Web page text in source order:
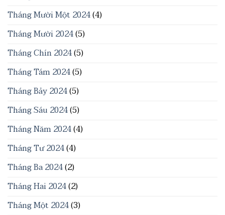
Tháng Mười Một 2024(4)
Tháng Mười 2024(5)
Tháng Chín 2024(5)
Tháng Tám 2024(5)
Tháng Bảy 2024(5)
Tháng Sáu 2024(5)
Tháng Năm 2024(4)
Tháng Tư 2024(4)
Tháng Ba 2024(2)
Tháng Hai 2024(2)
Tháng Một 2024(3)